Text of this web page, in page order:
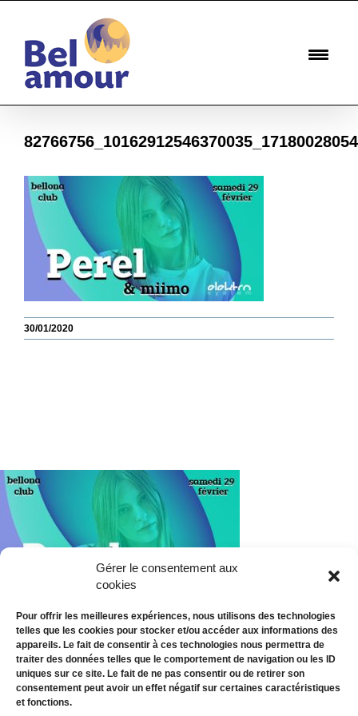
Gérer le consentement aux
cookies
Pour offrir les meilleures expériences, nous utilisons des technologies
telles que les cookies pour stocker et/ou accéder aux informations des
appareils. Le fait de consentir à ces technologies nous permettra de
traiter des données telles que le comportement de navigation ou les ID
uniques sur ce site. Le fait de ne pas consentir ou de retirer son
consentement peut avoir un effet négatif sur certaines caractéristiques
et fonctions.
contenu
30/01/2020